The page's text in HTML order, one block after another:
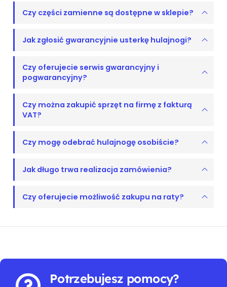
Czy części zamienne są dostępne w sklepie?
Jak zgłosić gwarancyjnie usterkę hulajnogi?
Czy oferujecie serwis gwarancyjny i
pogwarancyjny?
Czy można zakupić sprzęt na firmę z fakturą
VAT?
Czy mogę odebrać hulajnogę osobiście?
Jak długo trwa realizacja zamówienia?
Czy oferujecie możliwość zakupu na raty?
Potrzebujesz pomocy?